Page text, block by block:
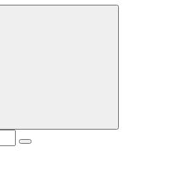
новинок популярных